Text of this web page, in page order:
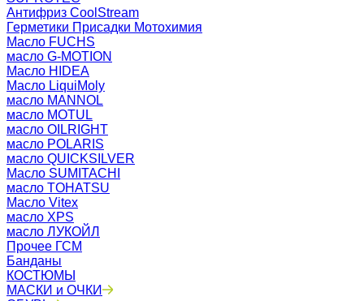
Антифриз CoolStream
Герметики Присадки Мотохимия
Масло FUCHS
масло G-MOTION
Масло HIDEA
Масло LiquiMoly
масло MANNOL
масло MOTUL
масло OILRIGHT
масло POLARIS
масло QUICKSILVER
Масло SUMITACHI
масло TOHATSU
Масло Vitex
масло XPS
масло ЛУКОЙЛ
Прочее ГСМ
Банданы
КОСТЮМЫ
МАСКИ и ОЧКИ